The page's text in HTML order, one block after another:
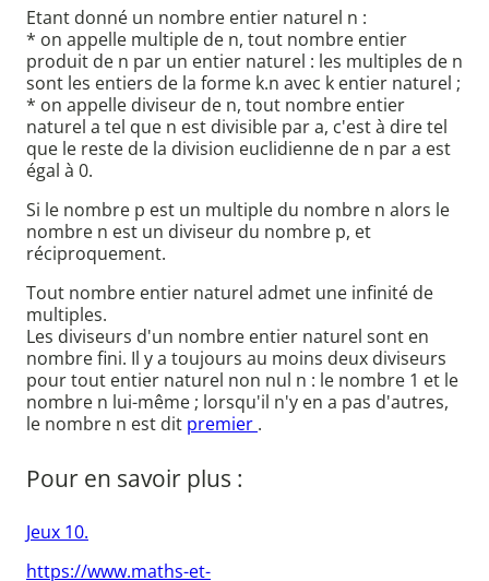
Etant donné un nombre entier naturel n :
* on appelle multiple de n, tout nombre entier
produit de n par un entier naturel : les multiples de n
sont les entiers de la forme k.n avec k entier naturel ;
* on appelle diviseur de n, tout nombre entier
naturel a tel que n est divisible par a, c'est à dire tel
que le reste de la division euclidienne de n par a est
égal à 0.
Si le nombre p est un multiple du nombre n alors le
nombre n est un diviseur du nombre p, et
réciproquement.
Tout nombre entier naturel admet une infinité de
multiples.
Les diviseurs d'un nombre entier naturel sont en
nombre fini. Il y a toujours au moins deux diviseurs
pour tout entier naturel non nul n : le nombre 1 et le
nombre n lui-même ; lorsqu'il n'y en a pas d'autres,
le nombre n est dit premier .
Pour en savoir plus :
Jeux 10.
https://www.maths-et-